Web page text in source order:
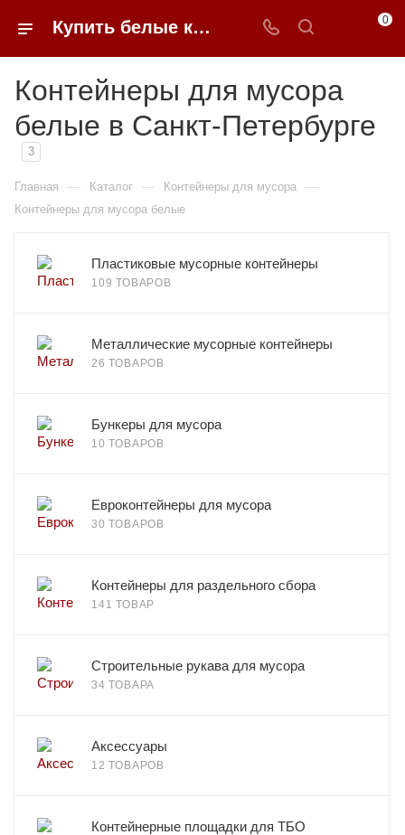
Купить белые контейнеры для мусора в Санкт-Петербурге недорого | 0FFER 0
Контейнеры для мусора
белые в Санкт-Петербурге
3
Главная — Каталог — Контейнеры для мусора —
Контейнеры для мусора белые
Пластиковые мусорные контейнеры
109 ТОВАРОВ
Металлические мусорные контейнеры
26 ТОВАРОВ
Бункеры для мусора
10 ТОВАРОВ
Евроконтейнеры для мусора
30 ТОВАРОВ
Контейнеры для раздельного сбора
141 ТОВАР
Строительные рукава для мусора
34 ТОВАРА
Аксессуары
12 ТОВАРОВ
Контейнерные площадки для ТБО